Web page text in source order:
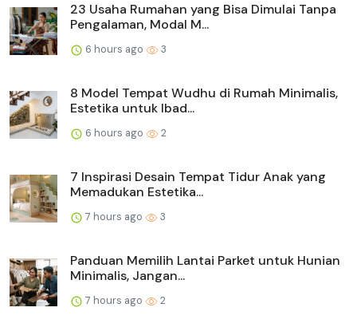
23 Usaha Rumahan yang Bisa Dimulai Tanpa
Pengalaman, Modal M...
6 hours ago 3
8 Model Tempat Wudhu di Rumah Minimalis,
Estetika untuk Ibad...
6 hours ago 2
7 Inspirasi Desain Tempat Tidur Anak yang
Memadukan Estetika...
7 hours ago 3
Panduan Memilih Lantai Parket untuk Hunian
Minimalis, Jangan...
7 hours ago 2